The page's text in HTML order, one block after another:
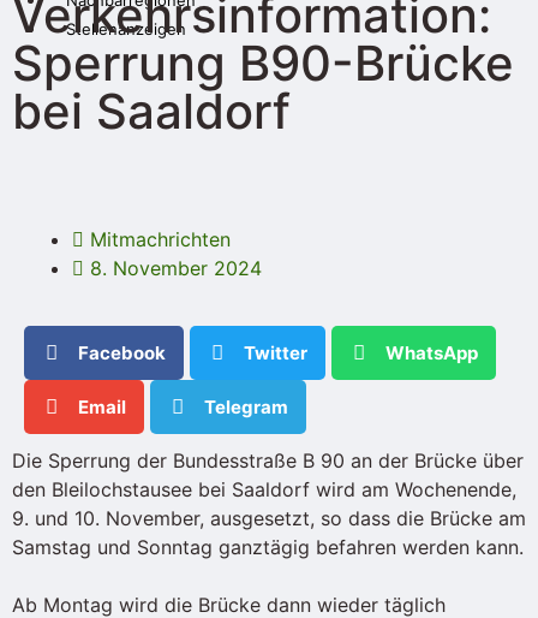
Stellenanzeigen
Verkehrsinformation:
Sperrung B90-Brücke
bei Saaldorf
Mitmachrichten
8. November 2024
Facebook Twitter WhatsApp
Email Telegram
Die Sperrung der Bundesstraße B 90 an der Brücke über
den Bleilochstausee bei Saaldorf wird am Wochenende,
9. und 10. November, ausgesetzt, so dass die Brücke am
Samstag und Sonntag ganztägig befahren werden kann.
Ab Montag wird die Brücke dann wieder täglich